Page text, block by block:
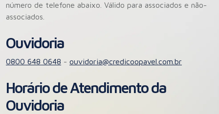
número de telefone abaixo. Válido para associados e não-
associados.
Ouvidoria
0800 648 0648 - ouvidoria@credicoopavel.com.br
Horário de Atendimento da
Ouvidoria